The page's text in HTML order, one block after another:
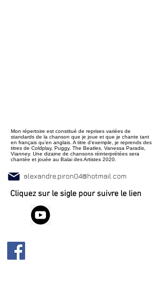
Mon répertoire est constitué de reprises variées de
standards de la chanson que je joue et que je chante tant
en français qu’en anglais. A titre d’exemple, je reprends des
titres de Coldplay, Puggy, The Beatles, Vanessa Paradis,
Vianney. Une dizaine de chansons réinterprétées sera
chantée et jouée au Balai des Artistes 2020.
alexandre.piron04@hotmail.com
Cliquez sur le sigle pour suivre le lien